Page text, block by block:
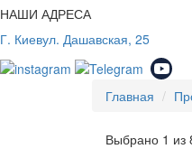
НАШИ АДРЕСА
Г. Киевул. Дашавская, 25
Главная
Выбрано 1 из